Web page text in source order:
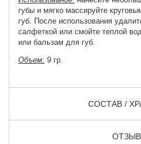
губы и мягко массируйте
губ. После использования
салфеткой или смойте теплой
или бальзам для губ.
Объем: 9 гр.
СОСТАВ /